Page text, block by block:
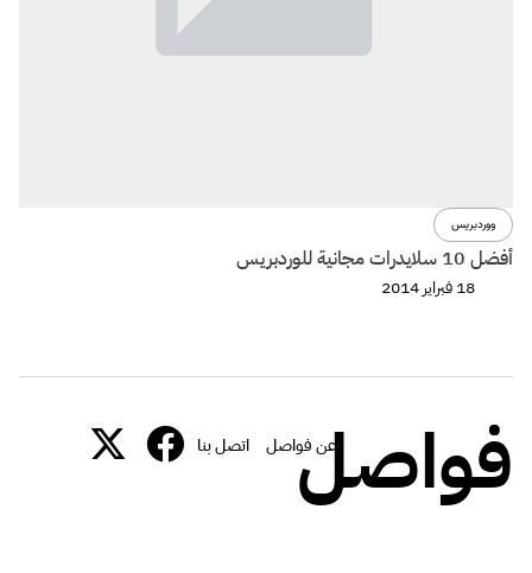
ووردبريس
أفضل 10 سلايدرات مجانية للوردبريس
18 فبراير 2014
فواصل
عن فواصل اتصل بنا